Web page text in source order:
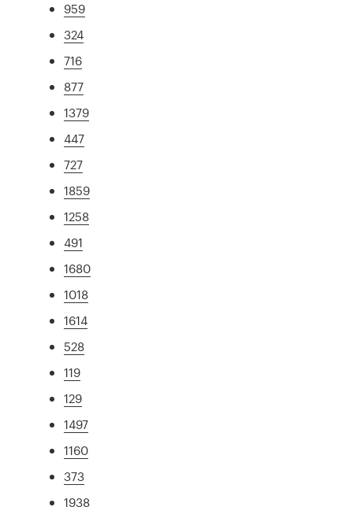
959
324
716
877
1379
447
727
1859
1258
491
1680
1018
1614
528
119
129
1497
1160
373
1938